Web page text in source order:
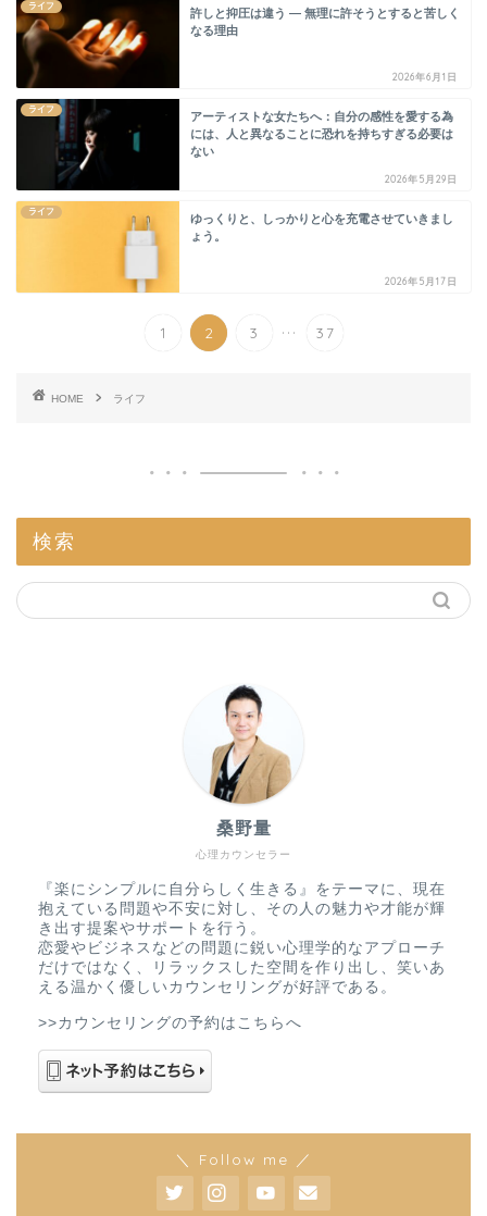
ライフ
許しと抑圧は違う ― 無理に許そうとすると苦しく
なる理由
2026年6月1日
ライフ
アーティストな女たちへ：自分の感性を愛する為
には、人と異なることに恐れを持ちすぎる必要は
ない
2026年5月29日
ライフ
ゆっくりと、しっかりと心を充電させていきまし
ょう。
2026年5月17日
1 2 3 ... 37
HOME ライフ
検索
心理カウンセラー
桑野量
『楽にシンプルに自分らしく生きる』をテーマに、現在
抱えている問題や不安に対し、その人の魅力や才能が輝
き出す提案やサポートを行う。
恋愛やビジネスなどの問題に鋭い心理学的なアプローチ
だけではなく、リラックスした空間を作り出し、笑いあ
える温かく優しいカウンセリングが好評である。
>>カウンセリングの予約はこちらへ
＼ Follow me ／